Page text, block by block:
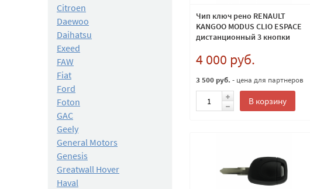
Citroen
Daewoo
Daihatsu
Exeed
FAW
Fiat
Ford
Foton
GAC
Geely
General Motors
Genesis
Greatwall Hover
Haval
Чип ключ рено RENAULT
KANGOO MODUS CLIO ESPACE
дистанционный 3 кнопки
4 000 руб.
3 500 руб. - цена для партнеров
В корзину